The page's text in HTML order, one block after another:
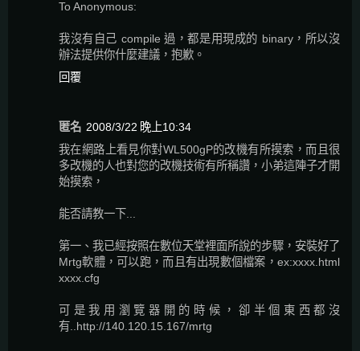
To Anonymous:
我沒有自己 compile 過，都是用現成的 binary，所以沒
辦法提供你什麼建議，抱歉。
回覆
匿名 2008/3/22 晚上10:34
我在網路上看見你對WL500gP的改機有所摸索，而且很
多改機的人也對您的改機技術有所稱讚，小弟這陣子才開
始摸索，
能否請教一下...
第一、我已經按照在數位天堂裡面所說的步驟，安裝好了
Mrtg軟體，可以跑，而且有出現數個檔案，ex:xxxx.html
xxxx.cfg
可是我用瀏覽器開的時候，卻半個東西都沒
有..http://140.120.15.167/mrtg